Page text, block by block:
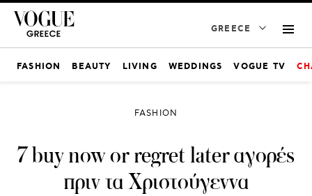
GREECE
FASHION BEAUTY LIVING WEDDINGS VOGUE TV
FASHION
7 buy now or regret later αγορές
πριν τα Χριστούγεννα